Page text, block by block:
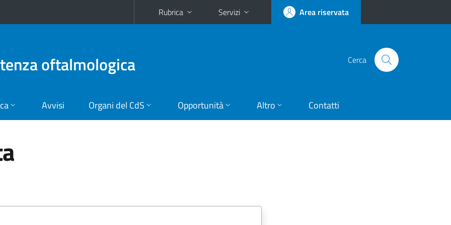
Rubrica Servizi Area riservata
oftalmologica Cerca
Avvisi Organi del CdS Opportunità Altro Contatti